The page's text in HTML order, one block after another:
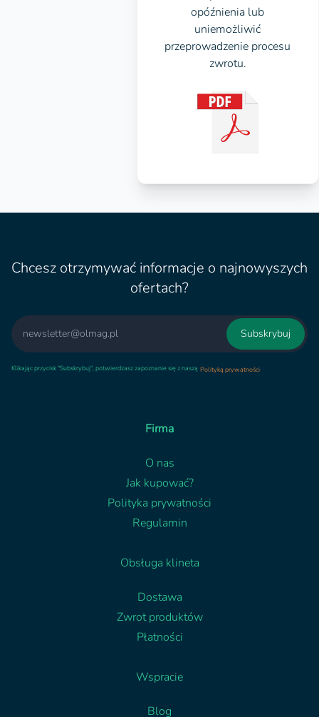
opóźnienia lub
uniemożliwić
przeprowadzenie procesu
zwrotu.
Chcesz otrzymywać informacje o najnowyszych
ofertach?
Email
Subskrybuj
Klikając przycisk "Subskrybuj", potwierdzasz zapoznanie się z naszą Polityką prywatności.
Firma
O nas
Jak kupować?
Polityka prywatności
Regulamin
Obsługa klineta
Dostawa
Zwrot produktów
Płatności
Wspracie
Blog